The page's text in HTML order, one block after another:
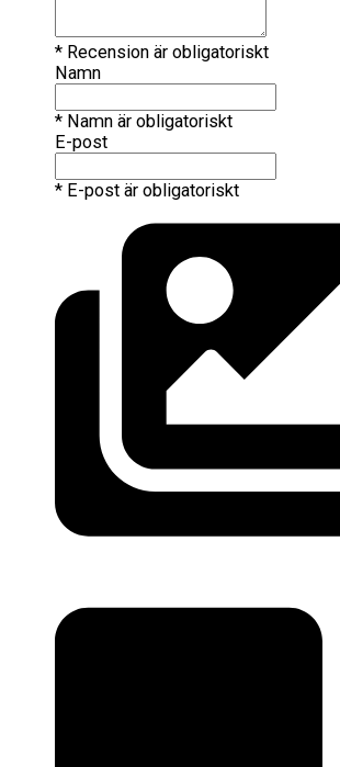
* Recension är obligatoriskt
Namn
* Namn är obligatoriskt
E-post
* E-post är obligatoriskt